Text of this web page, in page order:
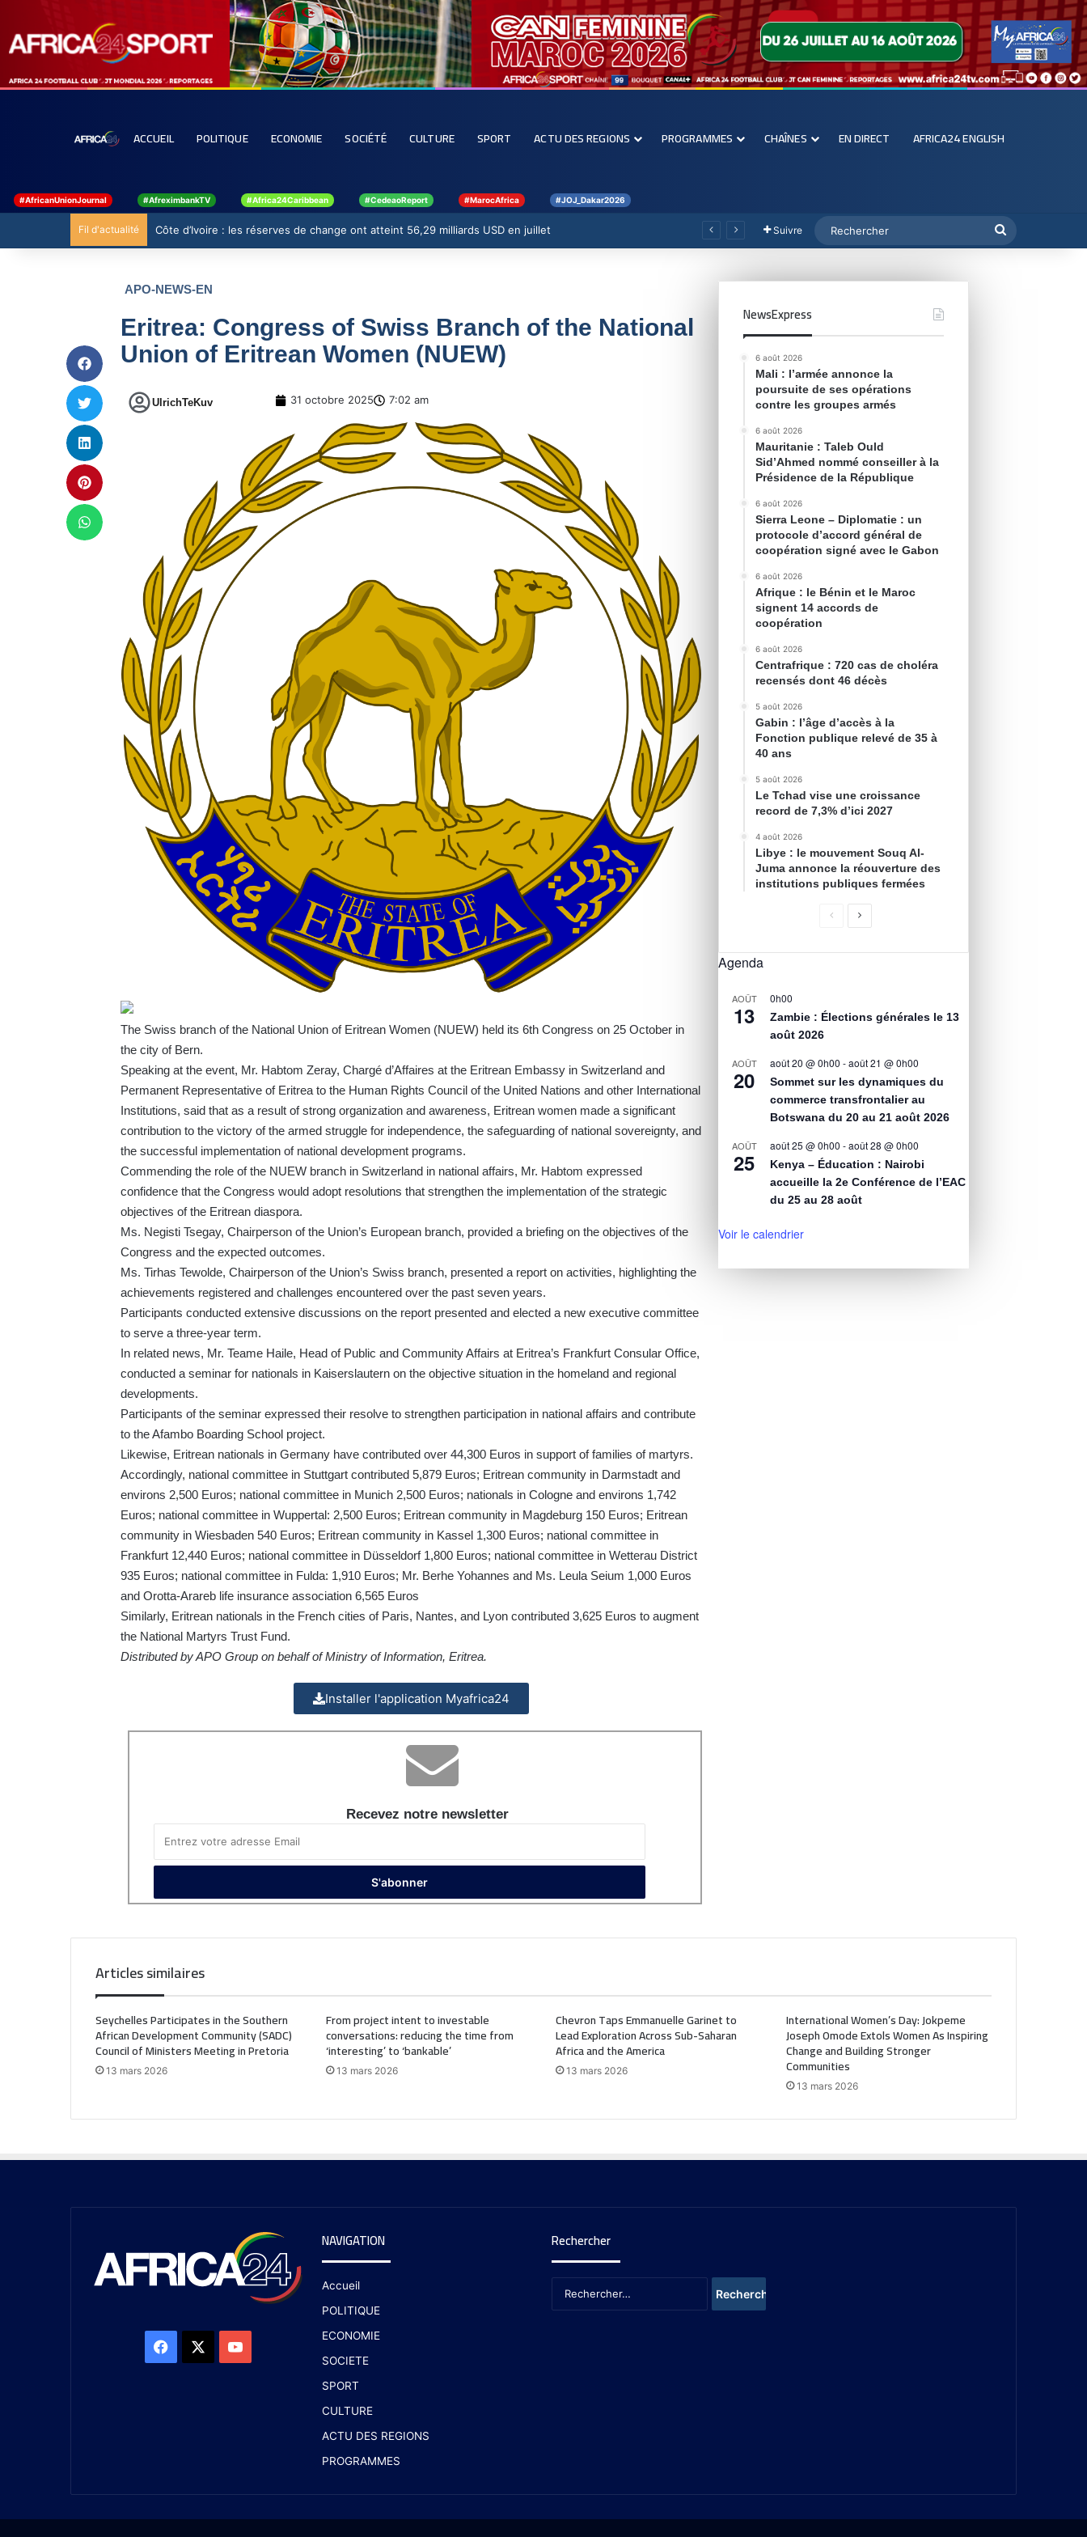
ACCUEIL POLITIQUE ECONOMIE SOCIÉTÉ CULTURE SPORT ACTU DES REGIONS PROGRAMMES CHAÎNES EN DIRECT AFRICA24 ENGLISH
#AfricanUnionJournal #AfreximbankTV #Africa24Caribbean #CedeaoReport #MarocAfrica #JOJ_Dakar2026
Fil d'actualité Côte d’Ivoire : les réserves de change ont atteint 56,29 milliards USD en juillet Suivre
APO-NEWS-EN
Eritrea: Congress of Swiss Branch of the National
Union of Eritrean Women (NUEW)
UlrichTeKuv 31 octobre 2025 7:02 am
The Swiss branch of the National Union of Eritrean Women (NUEW) held its 6th Congress on 25 October in
the city of Bern.
Speaking at the event, Mr. Habtom Zeray, Chargé d’Affaires at the Eritrean Embassy in Switzerland and
Permanent Representative of Eritrea to the Human Rights Council of the United Nations and other International
Institutions, said that as a result of strong organization and awareness, Eritrean women made a significant
contribution to the victory of the armed struggle for independence, the safeguarding of national sovereignty, and
the successful implementation of national development programs.
Commending the role of the NUEW branch in Switzerland in national affairs, Mr. Habtom expressed
confidence that the Congress would adopt resolutions that strengthen the implementation of the strategic
objectives of the Eritrean diaspora.
Ms. Negisti Tsegay, Chairperson of the Union’s European branch, provided a briefing on the objectives of the
Congress and the expected outcomes.
Ms. Tirhas Tewolde, Chairperson of the Union’s Swiss branch, presented a report on activities, highlighting the
achievements registered and challenges encountered over the past seven years.
Participants conducted extensive discussions on the report presented and elected a new executive committee
to serve a three-year term.
In related news, Mr. Teame Haile, Head of Public and Community Affairs at Eritrea’s Frankfurt Consular Office,
conducted a seminar for nationals in Kaiserslautern on the objective situation in the homeland and regional
developments.
Participants of the seminar expressed their resolve to strengthen participation in national affairs and contribute
to the Afambo Boarding School project.
Likewise, Eritrean nationals in Germany have contributed over 44,300 Euros in support of families of martyrs.
Accordingly, national committee in Stuttgart contributed 5,879 Euros; Eritrean community in Darmstadt and
environs 2,500 Euros; national committee in Munich 2,500 Euros; nationals in Cologne and environs 1,742
Euros; national committee in Wuppertal: 2,500 Euros; Eritrean community in Magdeburg 150 Euros; Eritrean
community in Wiesbaden 540 Euros; Eritrean community in Kassel 1,300 Euros; national committee in
Frankfurt 12,440 Euros; national committee in Düsseldorf 1,800 Euros; national committee in Wetterau District
935 Euros; national committee in Fulda: 1,910 Euros; Mr. Berhe Yohannes and Ms. Leula Seium 1,000 Euros
and Orotta-Arareb life insurance association 6,565 Euros
Similarly, Eritrean nationals in the French cities of Paris, Nantes, and Lyon contributed 3,625 Euros to augment
the National Martyrs Trust Fund.
Distributed by APO Group on behalf of Ministry of Information, Eritrea.
Installer l'application Myafrica24
Recevez notre newsletter
NewsExpress
6 août 2026
Mali : l’armée annonce la
poursuite de ses opérations
contre les groupes armés
6 août 2026
Mauritanie : Taleb Ould
Sid’Ahmed nommé conseiller à la
Présidence de la République
6 août 2026
Sierra Leone – Diplomatie : un
protocole d’accord général de
coopération signé avec le Gabon
6 août 2026
Afrique : le Bénin et le Maroc
signent 14 accords de
coopération
6 août 2026
Centrafrique : 720 cas de choléra
recensés dont 46 décès
5 août 2026
Gabin : l’âge d’accès à la
Fonction publique relevé de 35 à
40 ans
5 août 2026
Le Tchad vise une croissance
record de 7,3% d’ici 2027
4 août 2026
Libye : le mouvement Souq Al-
Juma annonce la réouverture des
institutions publiques fermées
Agenda
AOÛT
13
0h00
Zambie : Élections générales le 13
août 2026
AOÛT
20
août 20 @ 0h00 -août 21 @ 0h00
Sommet sur les dynamiques du
commerce transfrontalier au
Botswana du 20 au 21 août 2026
AOÛT
25
août 25 @ 0h00 -août 28 @ 0h00
Kenya – Éducation : Nairobi
accueille la 2e Conférence de l’EAC
du 25 au 28 août
Voir le calendrier
Articles similaires
Seychelles Participates in the Southern
African Development Community (SADC)
Council of Ministers Meeting in Pretoria
13 mars 2026
From project intent to investable
conversations: reducing the time from
‘interesting’ to ‘bankable’
13 mars 2026
Chevron Taps Emmanuelle Garinet to
Lead Exploration Across Sub-Saharan
Africa and the America
13 mars 2026
International Women’s Day: Jokpeme
Joseph Omode Extols Women As Inspiring
Change and Building Stronger
Communities
13 mars 2026
NAVIGATION
Accueil
POLITIQUE
ECONOMIE
SOCIETE
SPORT
CULTURE
ACTU DES REGIONS
PROGRAMMES
Rechercher